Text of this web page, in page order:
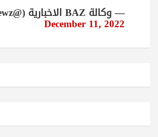
— وكالة BAZ الاخبارية (@baznewz)
December 11, 2022